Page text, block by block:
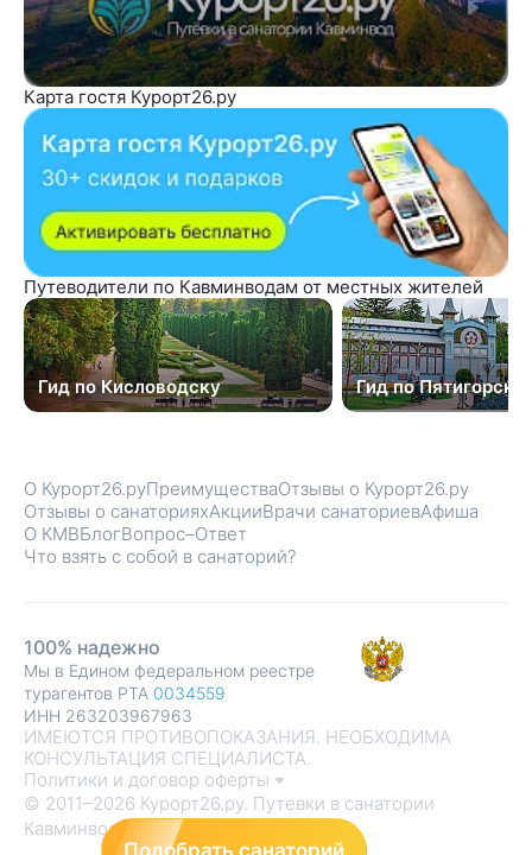
Карта гостя Курорт26.ру
Путеводители по Кавминводам от местных жителей
Гид по Кисловодску Гид по Пятигорску
О Курорт26.руПреимуществаОтзывы о Курорт26.ру
Отзывы о санаторияхАкцииВрачи санаториевАфиша
О КМВБлогВопрос–Ответ
Что взять с собой в санаторий?
ИМЕЮТСЯ ПРОТИВОПОКАЗАНИЯ. НЕОБХОДИМА
КОНСУЛЬТАЦИЯ СПЕЦИАЛИСТА.
Политики и договор оферты
© 2011–2026 Курорт26.ру. Путевки в санатории
Кавминвод
100% надежно
Мы в Едином федеральном реестре
турагентов РТА 0034559
ИНН 263203967963
Подобрать санаторий